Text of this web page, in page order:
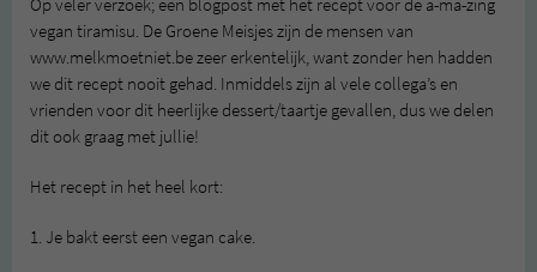
Op veler verzoek; een blogpost met het recept voor de a-ma-zing
vegan tiramisu. De Groene Meisjes zijn de mensen van
www.melkmoetniet.be zeer erkentelijk, want zonder hen hadden
we dit recept nooit gehad. Inmiddels zijn al vele collega’s en
vrienden voor dit heerlijke dessert/taartje gevallen, dus we delen
dit ook graag met jullie!
Het recept in het heel kort:
1. Je bakt eerst een vegan cake.